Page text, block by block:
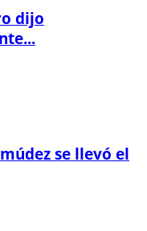
dijo
se llevó el